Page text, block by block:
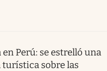
Perú: se estrelló una
turística sobre las